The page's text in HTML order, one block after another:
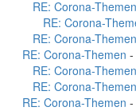
RE: Corona-Themen
RE: Corona-
RE: Corona-Themen
RE: Corona-Themen -
RE: Corona-Themen
RE: Corona-Themen
RE: Corona-Themen -